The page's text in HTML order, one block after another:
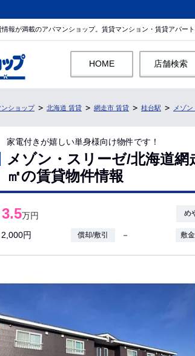
報が満載のアパマンショップ。賃貸マンション・賃貸アパート
HOME 店舗検索
ショップ 北海道 賃貸 網走市 賃貸 桂台駅 メゾ
家電付きが嬉しい単身様向け物件です！
メゾン・スリーゼ/北海道網
㎡の賃貸物件情報
3.5万円 め
2,000円 償却/敷引 － 敷